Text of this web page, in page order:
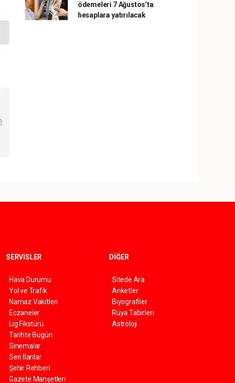
ödemeleri 7 Ağustos’ta
hesaplara yatırılacak
SERVİSLER
Hava Durumu
Yol ve Trafik
Namaz Vakitleri
Eczaneler
Lig Fikstürü
Tarihte Bugün
Sinemalar
Seri İlanlar
Şehir Rehberi
Gazete Manşetleri
DİĞER
Sitede Ara
Anketler
Biyografiler
Rüya Tabirleri
Astroloji